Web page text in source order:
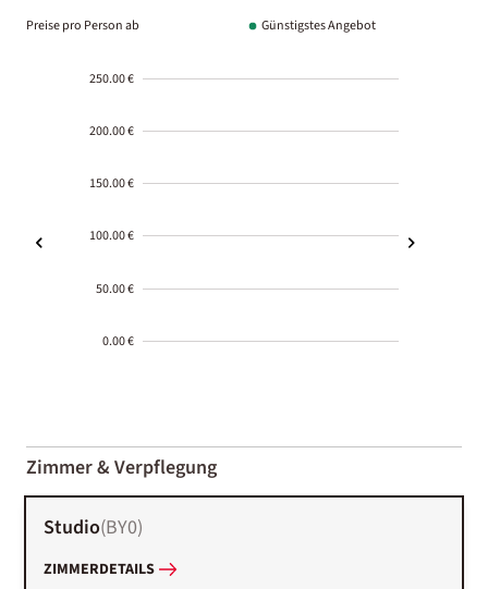
Preise pro Person ab Günstigstes Angebot
250.00 €
200.00 €
150.00 €
100.00 €
50.00 €
0.00 €
01-02
Zimmer & Verpflegung
Studio(BY0)
ZIMMERDETAILS